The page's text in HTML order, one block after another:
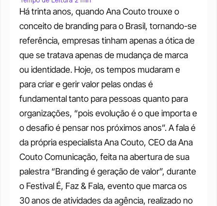
Há trinta anos, quando Ana Couto trouxe o
conceito de branding para o Brasil, tornando-se
referência, empresas tinham apenas a ótica de
que se tratava apenas de mudança de marca
ou identidade. Hoje, os tempos mudaram e
para criar e gerir valor pelas ondas é
fundamental tanto para pessoas quanto para
organizações, “pois evolução é o que importa e
o desafio é pensar nos próximos anos”. A fala é
da própria especialista Ana Couto, CEO da Ana
Couto Comunicação, feita na abertura de sua
palestra “Branding é geração de valor”, durante
o Festival É, Faz & Fala, evento que marca os
30 anos de atividades da agência, realizado no